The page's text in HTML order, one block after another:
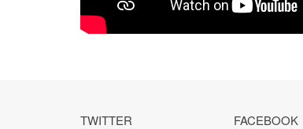
TWITTER FACEBOOK